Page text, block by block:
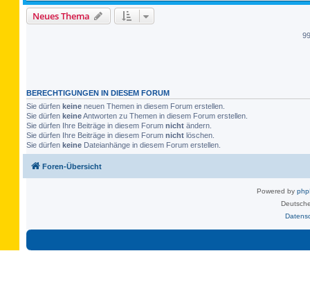
Neues Thema
BERECHTIGUNGEN IN DIESEM FORUM
Sie dürfen keine neuen Themen in diesem Forum erstellen.
Sie dürfen keineAntworten zu Themen in diesem Forum erstellen.
Sie dürfen Ihre Beiträge in diesem Forum nicht ändern.
Sie dürfen Ihre Beiträge in diesem Forum nicht löschen.
Sie dürfen keine Dateianhänge in diesem Forum erstellen.
Foren-Übersicht
Powered by